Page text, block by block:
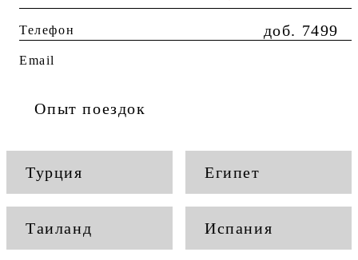
Телефон доб. 7499
Email
Опыт поездок
Турция Египет
Таиланд Испания